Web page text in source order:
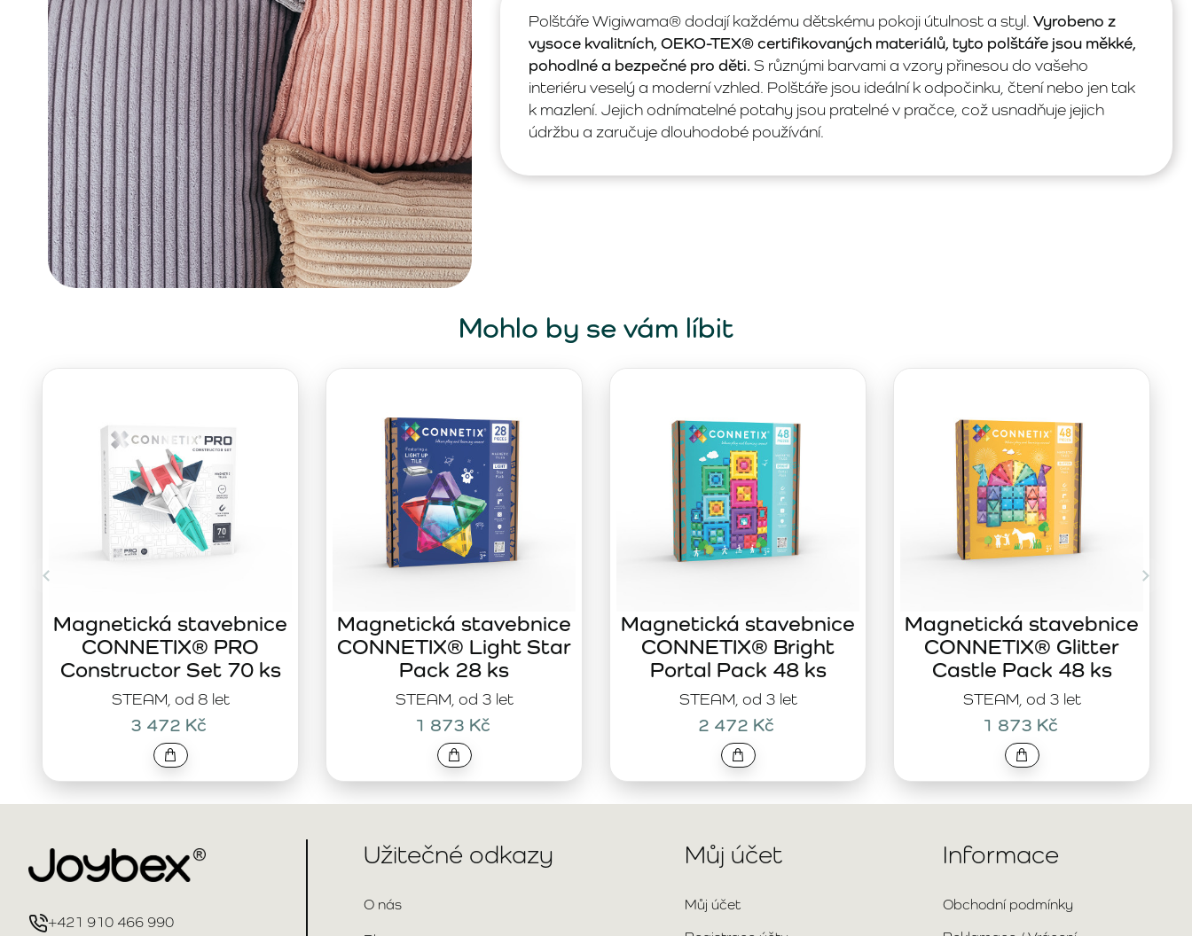
Polštáře Wigiwama® dodají každému dětskému pokoji útulnost a styl. Vyrobeno z
vysoce kvalitních, OEKO-TEX® certifikovaných materiálů, tyto polštáře jsou měkké,
pohodlné a bezpečné pro děti. S různými barvami a vzory přinesou do vašeho
interiéru veselý a moderní vzhled. Polštáře jsou ideální k odpočinku, čtení nebo jen tak
k mazlení. Jejich odnímatelné potahy jsou pratelné v pračce, což usnadňuje jejich
údržbu a zaručuje dlouhodobé používání.
Mohlo by se vám líbit
STEAM, od 8 let
Magnetická stavebnice
CONNETIX® PRO
Constructor Set 70 ks
3 472 Kč
STEAM, od 3 let
Magnetická stavebnice
CONNETIX® Light Star
Pack 28 ks
1 873 Kč
STEAM, od 3 let
Magnetická stavebnice
CONNETIX® Bright
Portal Pack 48 ks
2 472 Kč
STEAM, od 3 let
Magnetická stavebnice
CONNETIX® Glitter
Castle Pack 48 ks
1 873 Kč
+421 910 466 990
Užitečné odkazy
O nás
Můj účet
Můj účet
Informace
Obchodní podmínky